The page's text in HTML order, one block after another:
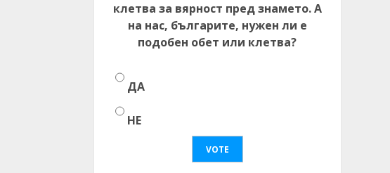
клетва за вярност пред знамето. А
на нас, българите, нужен ли е
подобен обет или клетва?
ДА
НЕ